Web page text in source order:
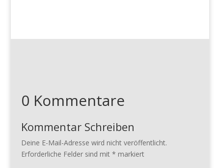
0 Kommentare
Kommentar Schreiben
Deine E-Mail-Adresse wird nicht veröffentlicht.
Erforderliche Felder sind mit * markiert